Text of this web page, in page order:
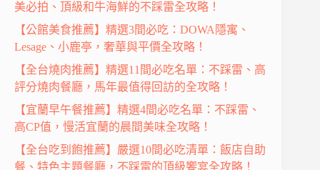
美必拍、頂級和牛海鮮的不踩雷全攻略！
【公館美食推薦】精選3間必吃：DOWA隱寓、
Lesage、小鹿亭，奢華與平價全攻略！
【全台燒肉推薦】精選11間必吃名單：不踩雷、高
評分燒肉餐廳，馬年最值得回訪的全攻略！
【宜蘭早午餐推薦】精選4間必吃名單：不踩雷、
高CP值，慢活宜蘭的晨間美味全攻略！
【全台吃到飽推薦】嚴選10間必吃清單：飯店自助
餐、特色主題餐廳，不踩雷的頂級饗宴全攻略！